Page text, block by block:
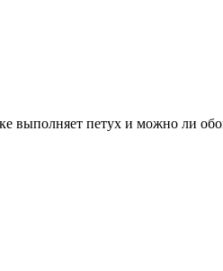
выполняет петух и можно ли